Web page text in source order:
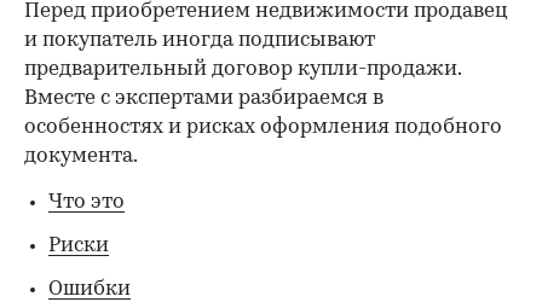
Перед приобретением недвижимости продавец
и покупатель иногда подписывают
предварительный договор купли-продажи.
Вместе с экспертами разбираемся в
особенностях и рисках оформления подобного
документа.
Что это
Риски
Ошибки